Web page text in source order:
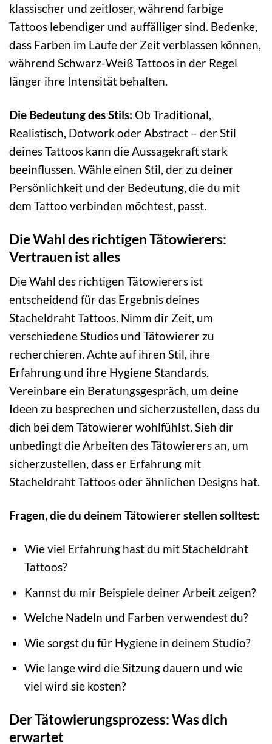
klassischer und zeitloser, während farbige
Tattoos lebendiger und auffälliger sind. Bedenke,
dass Farben im Laufe der Zeit verblassen können,
während Schwarz-Weiß Tattoos in der Regel
länger ihre Intensität behalten.
Die Bedeutung des Stils: Ob Traditional,
Realistisch, Dotwork oder Abstract – der Stil
deines Tattoos kann die Aussagekraft stark
beeinflussen. Wähle einen Stil, der zu deiner
Persönlichkeit und der Bedeutung, die du mit
dem Tattoo verbinden möchtest, passt.
Die Wahl des richtigen Tätowierers:
Vertrauen ist alles
Die Wahl des richtigen Tätowierers ist
entscheidend für das Ergebnis deines
Stacheldraht Tattoos. Nimm dir Zeit, um
verschiedene Studios und Tätowierer zu
recherchieren. Achte auf ihren Stil, ihre
Erfahrung und ihre Hygiene Standards.
Vereinbare ein Beratungsgespräch, um deine
Ideen zu besprechen und sicherzustellen, dass du
dich bei dem Tätowierer wohlfühlst. Sieh dir
unbedingt die Arbeiten des Tätowierers an, um
sicherzustellen, dass er Erfahrung mit
Stacheldraht Tattoos oder ähnlichen Designs hat.
Fragen, die du deinem Tätowierer stellen solltest:
Wie viel Erfahrung hast du mit Stacheldraht
Tattoos?
Kannst du mir Beispiele deiner Arbeit zeigen?
Welche Nadeln und Farben verwendest du?
Wie sorgst du für Hygiene in deinem Studio?
Wie lange wird die Sitzung dauern und wie
viel wird sie kosten?
Der Tätowierungsprozess: Was dich
erwartet